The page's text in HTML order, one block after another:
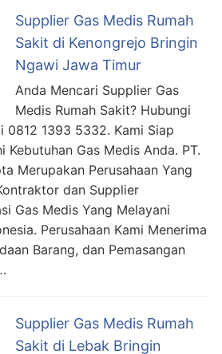
Supplier Gas Medis Rumah
Sakit di Kenongrejo Bringin
Ngawi Jawa Timur
Anda Mencari Supplier Gas
Medis Rumah Sakit? Hubungi
0812 1393 5332. Kami Siap
Kebutuhan Gas Medis Anda. PT.
Merupakan Perusahaan Yang
dan Supplier
Gas Medis Yang Melayani
Perusahaan Kami Menerima
Barang, dan Pemasangan
Supplier Gas Medis Rumah
Sakit di Lebak Bringin